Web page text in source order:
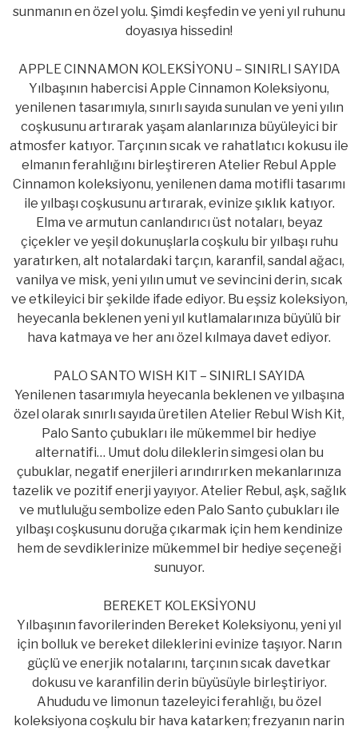
sunmanın en özel yolu. Şimdi keşfedin ve yeni yıl ruhunu
doyasıya hissedin!
APPLE CINNAMON KOLEKSİYONU – SINIRLI SAYIDA
Yılbaşının habercisi Apple Cinnamon Koleksiyonu,
yenilenen tasarımıyla, sınırlı sayıda sunulan ve yeni yılın
coşkusunu artırarak yaşam alanlarınıza büyüleyici bir
atmosfer katıyor. Tarçının sıcak ve rahatlatıcı kokusu ile
elmanın ferahlığını birleştireren Atelier Rebul Apple
Cinnamon koleksiyonu, yenilenen dama motifli tasarımı
ile yılbaşı coşkusunu artırarak, evinize şıklık katıyor.
Elma ve armutun canlandırıcı üst notaları, beyaz
çiçekler ve yeşil dokunuşlarla coşkulu bir yılbaşı ruhu
yaratırken, alt notalardaki tarçın, karanfil, sandal ağacı,
vanilya ve misk, yeni yılın umut ve sevincini derin, sıcak
ve etkileyici bir şekilde ifade ediyor. Bu eşsiz koleksiyon,
heyecanla beklenen yeni yıl kutlamalarınıza büyülü bir
hava katmaya ve her anı özel kılmaya davet ediyor.
PALO SANTO WISH KIT – SINIRLI SAYIDA
Yenilenen tasarımıyla heyecanla beklenen ve yılbaşına
özel olarak sınırlı sayıda üretilen Atelier Rebul Wish Kit,
Palo Santo çubukları ile mükemmel bir hediye
alternatifi… Umut dolu dileklerin simgesi olan bu
çubuklar, negatif enerjileri arındırırken mekanlarınıza
tazelik ve pozitif enerji yayıyor. Atelier Rebul, aşk, sağlık
ve mutluluğu sembolize eden Palo Santo çubukları ile
yılbaşı coşkusunu doruğa çıkarmak için hem kendinize
hem de sevdiklerinize mükemmel bir hediye seçeneği
sunuyor.
BEREKET KOLEKSİYONU
Yılbaşının favorilerinden Bereket Koleksiyonu, yeni yıl
için bolluk ve bereket dileklerini evinize taşıyor. Narın
güçlü ve enerjik notalarını, tarçının sıcak davetkar
dokusu ve karanfilin derin büyüsüyle birleştiriyor.
Ahududu ve limonun tazeleyici ferahlığı, bu özel
koleksiyona coşkulu bir hava katarken; frezyanın narin